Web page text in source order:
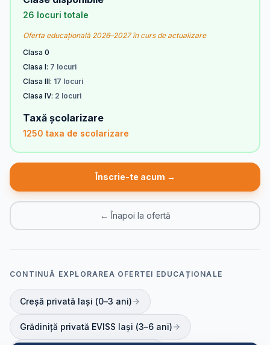
26 locuri totale
Oferta educațională 2026–2027 în curs de actualizare
Clasa 0
Clasa I: 7 locuri
Clasa III: 17 locuri
Clasa IV: 2 locuri
Taxă școlarizare
1250 taxa de scolarizare
Înscrie-te acum →
← Înapoi la ofertă
CONTINUĂ EXPLORAREA OFERTEI EDUCAȚIONALE
Creșă privată Iași (0–3 ani)
Grădiniță privată EVISS Iași (3–6 ani)